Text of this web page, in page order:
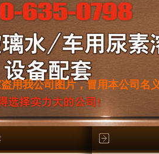
用我公司图片，冒用本公司名